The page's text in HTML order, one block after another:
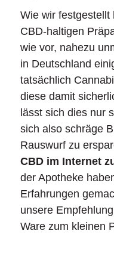
Wie wir festgestellt
CBD-haltigen
wie vor, nahezu
in Deutschland
tatsächlich
diese damit
lässt sich dies nur
sich also schräge
Rauswurf zu
CBD im Internet
der Apotheke
Erfahrungen
unsere
Ware zum kleinen